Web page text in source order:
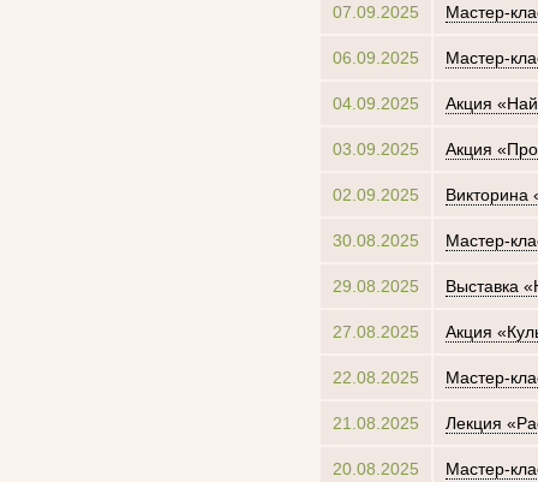
07.09.2025 Мастер-
06.09.2025 Мастер-
04.09.2025 Акция
03.09.2025 Акция
02.09.2025 Викторина
30.08.2025 Мастер-
29.08.2025 Выставка
27.08.2025 Акция
22.08.2025 Мастер-
21.08.2025 Лекция
20.08.2025 Мастер-